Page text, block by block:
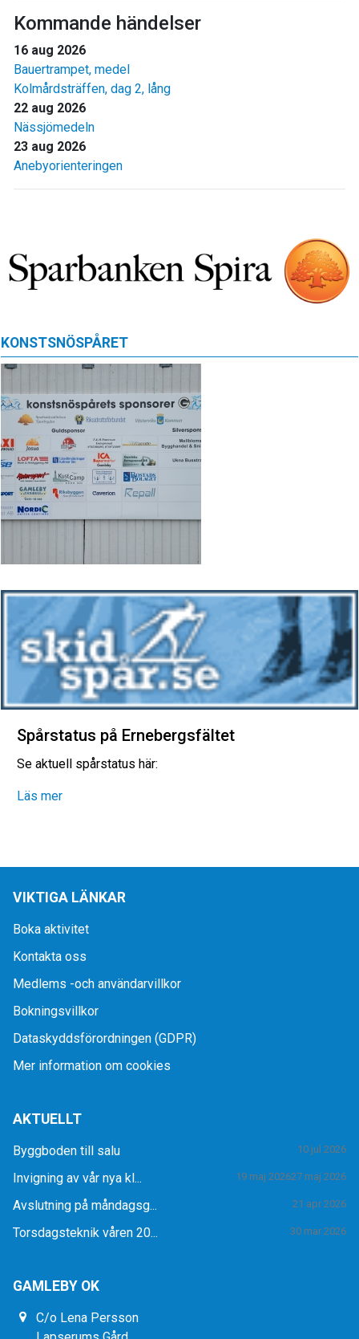
Kommande händelser
16 aug 2026
Bauertrampet, medel
Kolmårdsträffen, dag 2, lång
22 aug 2026
Nässjömedeln
23 aug 2026
Anebyorienteringen
KONSTSNÖSPÅRET
Spårstatus på Ernebergsfältet
Se aktuell spårstatus här:
Läs mer
VIKTIGA LÄNKAR
Boka aktivitet
Kontakta oss
Medlems -och användarvillkor
Bokningsvillkor
Dataskyddsförordningen (GDPR)
Mer information om cookies
AKTUELLT
Byggboden till salu 10 jul 2026
27 maj 2026
Invigning av vår nya kl... 19 maj 2026
Avslutning på måndagsg... 21 apr 2026
Torsdagsteknik våren 20... 30 mar 2026
GAMLEBY OK
C/o Lena Persson